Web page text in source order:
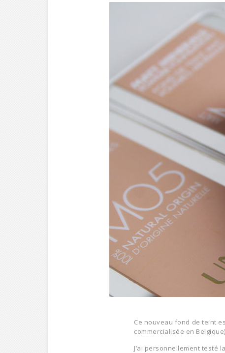
Ce nouveau fond de teint
commercialisée en
J’ai personnellement testé